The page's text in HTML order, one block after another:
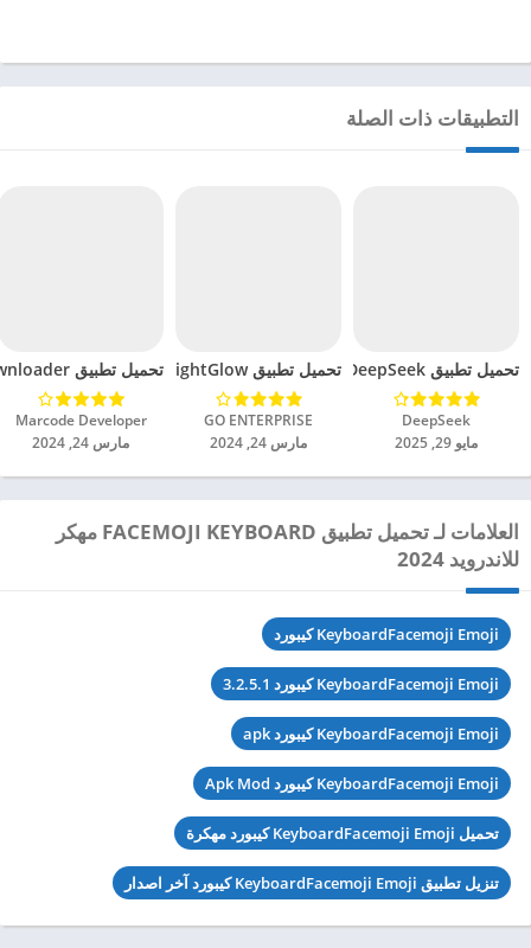
التطبيقات ذات الصلة
تحميل تطبيق DeepSeek مهكر للاندرويد 2025
DeepSeek‏
مايو 29, 2025
تحميل تطبيق BrightGlow مهكر للاندرويد 2024
GO ENTERPRISE‏
مارس 24, 2024
تحميل تطبيق mp4 video downloader مهكر للاندرويد 2024
Marcode Developer‏
مارس 24, 2024
العلامات لـ تحميل تطبيق FACEMOJI KEYBOARD مهكر
للاندرويد 2024
KeyboardFacemoji Emoji كيبورد
KeyboardFacemoji Emoji كيبورد 3.2.5.1
KeyboardFacemoji Emoji كيبورد apk
KeyboardFacemoji Emoji كيبورد Apk Mod
تحميل KeyboardFacemoji Emoji كيبورد مهكرة
تنزيل تطبيق KeyboardFacemoji Emoji كيبورد آخر اصدار